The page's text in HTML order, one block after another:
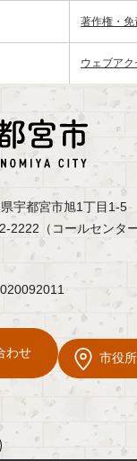
著作権・免
ウェブアク
宇都宮市旭1丁目1-5
2222（コールセンタ
わせ 市役